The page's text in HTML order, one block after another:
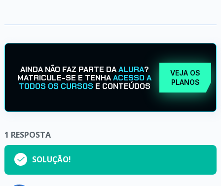
AINDA NÃO FAZ PARTE DAALURA?
MATRICULE-SE E TENHAACESSO A
TODOS OS CURSOS E CONTEÚDOS
VEJA OS
PLANOS
1 RESPOSTA
SOLUÇÃO!